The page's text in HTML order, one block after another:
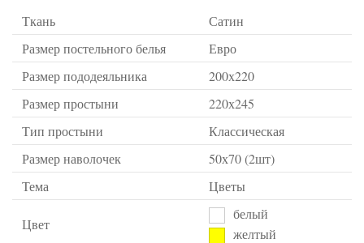
Ткань
Сатин
Размер постельного белья
Евро
Размер пододеяльника
200х220
Размер простыни
220х245
Тип простыни
Классическая
Размер наволочек
50х70 (2шт)
Тема
Цветы
Цвет
белый
желтый